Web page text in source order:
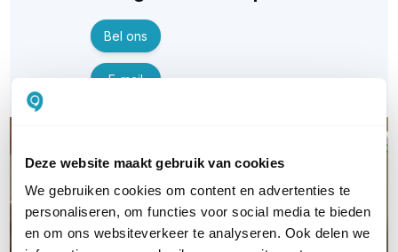
Deze website maakt gebruik van cookies
We gebruiken cookies om content en advertenties te
personaliseren, om functies voor social media te bieden
en om ons websiteverkeer te analyseren. Ook delen we
Bel ons
E-mail